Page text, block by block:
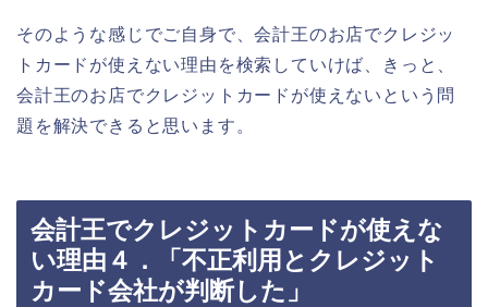
そのような感じでご自身で、会計王のお店でクレジッ
トカードが使えない理由を検索していけば、きっと、
会計王のお店でクレジットカードが使えないという問
題を解決できると思います。
会計王でクレジットカードが使えな
い理由４．「不正利用とクレジット
カード会社が判断した」